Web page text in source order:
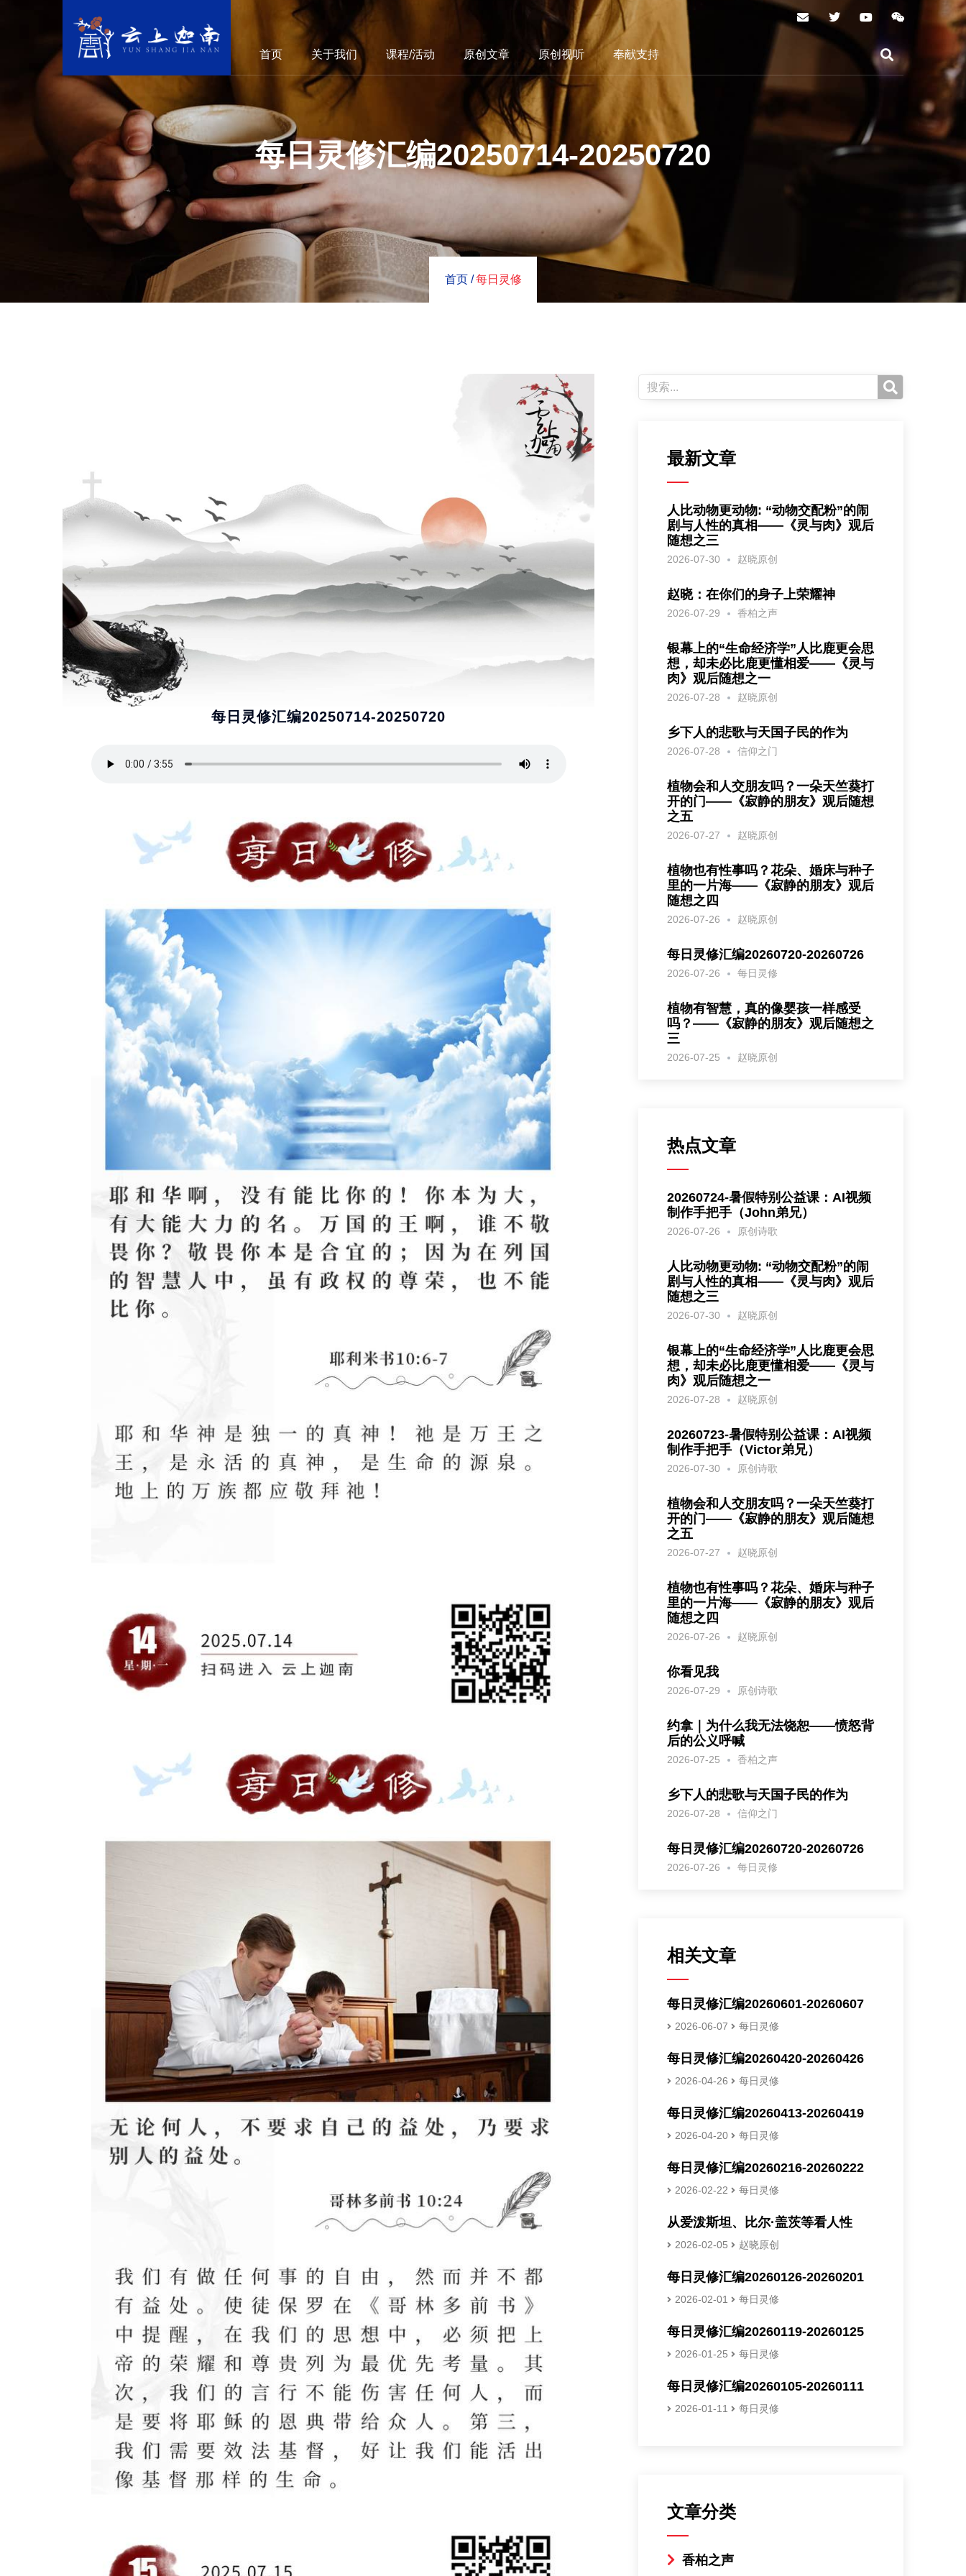
首页 关于我们 课程/活动 原创文章 原创视听 奉献支持
每日灵修汇编20250714-20250720
首页 / 每日灵修
每日灵修汇编20250714-20250720
最新文章
人比动物更动物: “动物交配粉”的闹
剧与人性的真相——《灵与肉》观后
随想之三
2026-07-30 赵晓原创
赵晓：在你们的身子上荣耀神
2026-07-29 香柏之声
银幕上的“生命经济学”人比鹿更会思
想，却未必比鹿更懂相爱——《灵与
肉》观后随想之一
2026-07-28 赵晓原创
乡下人的悲歌与天国子民的作为
2026-07-28 信仰之门
植物会和人交朋友吗？一朵天竺葵打
开的门——《寂静的朋友》观后随想
之五
2026-07-27 赵晓原创
植物也有性事吗？花朵、婚床与种子
里的一片海——《寂静的朋友》观后
随想之四
2026-07-26 赵晓原创
每日灵修汇编20260720-20260726
2026-07-26 每日灵修
植物有智慧，真的像婴孩一样感受
吗？——《寂静的朋友》观后随想之
三
2026-07-25 赵晓原创
热点文章
20260724-暑假特别公益课：AI视频
制作手把手（John弟兄）
2026-07-26 原创诗歌
人比动物更动物: “动物交配粉”的闹
剧与人性的真相——《灵与肉》观后
随想之三
2026-07-30 赵晓原创
银幕上的“生命经济学”人比鹿更会思
想，却未必比鹿更懂相爱——《灵与
肉》观后随想之一
2026-07-28 赵晓原创
20260723-暑假特别公益课：AI视频
制作手把手（Victor弟兄）
2026-07-30 原创诗歌
植物会和人交朋友吗？一朵天竺葵打
开的门——《寂静的朋友》观后随想
之五
2026-07-27 赵晓原创
植物也有性事吗？花朵、婚床与种子
里的一片海——《寂静的朋友》观后
随想之四
2026-07-26 赵晓原创
你看见我
2026-07-29 原创诗歌
约拿｜为什么我无法饶恕——愤怒背
后的公义呼喊
2026-07-25 香柏之声
乡下人的悲歌与天国子民的作为
2026-07-28 信仰之门
每日灵修汇编20260720-20260726
2026-07-26 每日灵修
相关文章
每日灵修汇编20260601-20260607
2026-06-07 每日灵修
每日灵修汇编20260420-20260426
2026-04-26 每日灵修
每日灵修汇编20260413-20260419
2026-04-20 每日灵修
每日灵修汇编20260216-20260222
2026-02-22 每日灵修
从爱泼斯坦、比尔·盖茨等看人性
2026-02-05 赵晓原创
每日灵修汇编20260126-20260201
2026-02-01 每日灵修
每日灵修汇编20260119-20260125
2026-01-25 每日灵修
每日灵修汇编20260105-20260111
2026-01-11 每日灵修
文章分类
香柏之声